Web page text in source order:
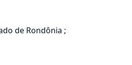
de Rondônia ;